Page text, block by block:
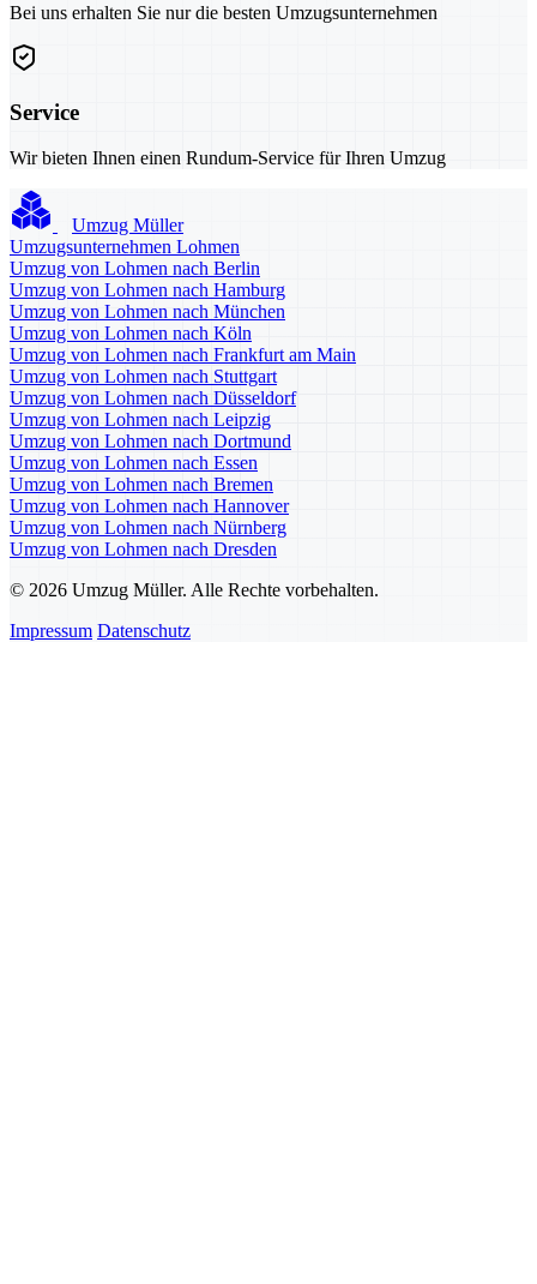
Bei uns erhalten Sie nur die besten Umzugsunternehmen
Service
Wir bieten Ihnen einen Rundum-Service für Ihren Umzug
Umzug Müller
Umzugsunternehmen Lohmen
Umzug von Lohmen nach Berlin
Umzug von Lohmen nach Hamburg
Umzug von Lohmen nach München
Umzug von Lohmen nach Köln
Umzug von Lohmen nach Frankfurt am Main
Umzug von Lohmen nach Stuttgart
Umzug von Lohmen nach Düsseldorf
Umzug von Lohmen nach Leipzig
Umzug von Lohmen nach Dortmund
Umzug von Lohmen nach Essen
Umzug von Lohmen nach Bremen
Umzug von Lohmen nach Hannover
Umzug von Lohmen nach Nürnberg
Umzug von Lohmen nach Dresden
© 2026 Umzug Müller. Alle Rechte vorbehalten.
Impressum Datenschutz